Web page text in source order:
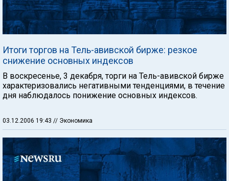
Итоги торгов на Тель-авивской бирже: резкое
снижение основных индексов
В воскресенье, 3 декабря, торги на Тель-авивской бирже
характеризовались негативными тенденциями, в течение
дня наблюдалось понижение основных индексов.
03.12.2006 19:43 // Экономика